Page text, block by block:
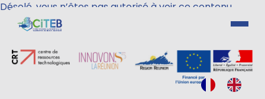
Désolé, vous n’êtes pas autorisé à voir ce contenu.